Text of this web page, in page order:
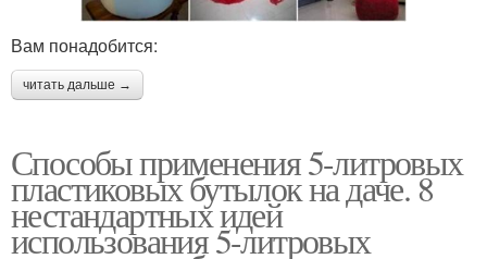
Вам понадобится:
читать дальше →
Способы применения 5-литровых
пластиковых бутылок на даче. 8
нестандартных идей
использования 5-литровых